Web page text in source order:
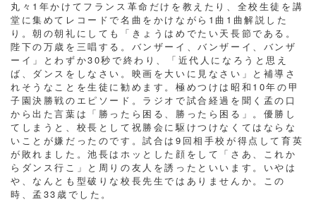
丸々1年かけてフランス革命だけを教えたり、全校生徒を講
堂に集めてレコードで名曲をかけながら1曲1曲解説した
り。朝の朝礼にしても「きょうはめでたい天長節である。
陛下の万歳を三唱する。バンザーイ、バンザーイ、バンザ
ーイ」とわずか30秒で終わり、「近代人になろうと思え
ば、ダンスをしなさい。映画を大いに見なさい」と補導さ
れそうなことを生徒に勧めます。極めつけは昭和10年の甲
子園決勝戦のエピソード。ラジオで試合経過を聞く孟の口
から出た言葉は「勝ったら困る、勝ったら困る」。優勝し
てしまうと、校長として祝勝会に駆けつけなくてはならな
いことが嫌だったのです。試合は9回相手校が得点して育英
が敗れました。池長はホッとした顔をして「さあ、これか
らダンス行こ」と周りの友人を誘ったといいます。いやは
や、なんとも型破りな校長先生ではありませんか。この
時、孟33歳でした。